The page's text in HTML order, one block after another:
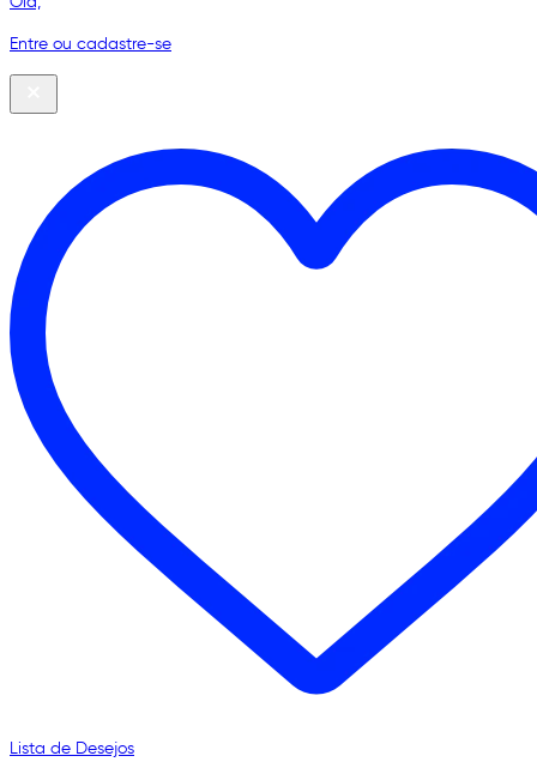
Entre ou cadastre-se
Lista de Desejos